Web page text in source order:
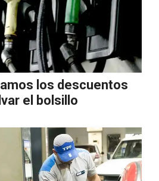
los descuentos
el bolsillo